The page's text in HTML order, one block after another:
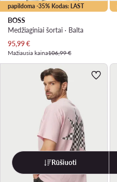
papildoma -35% Kodas: LAST
BOSS
Medžiaginiai šortai · Balta
Dabartinė kaina
95,99€
Mažiausia kaina106,99 €
Rūšiuoti